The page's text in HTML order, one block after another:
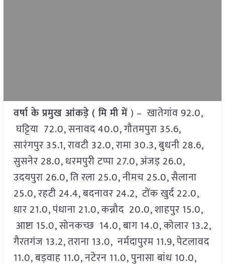
वर्षा के प्रमुख आंकड़े ( मि मी में ) – खातेगांव 92.0,
घट्टिया 72.0, सनावद 40.0, गौतमपुरा 35.6,
सारंगपुर 35.1, रावटी 32.0, रामा 30.3, बुधनी 28.6,
सुसनेर 28.0, धरमपुरी टप्पा 27.0, अंजड़ 26.0,
उदयपुरा 26.0, ति रला 25.0, नीमच 25.0, सैलाना
25.0, रहटी 24.4, बदनावर 24.2, टोंक खुर्द 22.0,
धार 21.0, पंधाना 21.0, कन्नौद 20.0, शाहपुर 15.0,
आष्टा 15.0, सोनकच्छ 14.0, बाग 14.0, कोलार 13.2,
गैरतगंज 13.2, तराना 13.0, नर्मदापुरम 11.9, पेटलावद
11.0, बड़वाह 11.0, नटेरन 11.0, पुनासा बांध 10.0,